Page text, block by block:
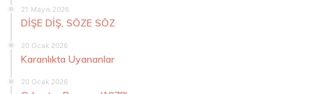
21 Mayıs 2026
DİŞE DİŞ, SÖZE SÖZ
20 Ocak 2026
Karanlıkta Uyananlar
20 Ocak 2026